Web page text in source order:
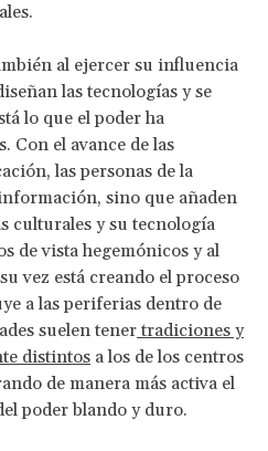
al ejercer su influencia
las tecnologías y se
lo que el poder ha
Con el avance de las
las personas de la
sino que añaden
culturales y su tecnología
de vista hegemónicos y al
vez está creando el proceso
a las periferias dentro de
suelen tener tradiciones y
distintos a los de los centros
de manera más activa el
poder blando y duro.